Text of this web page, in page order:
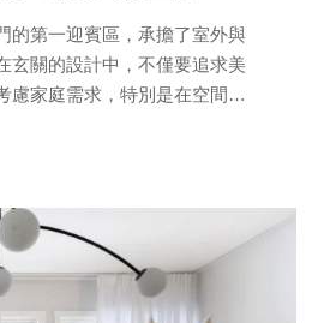
的第一迎賓區，承擔了室外與
玄關的設計中，不僅要追求美
慮家庭需求，特別是在空間受
妙裝潢呢？以下是有關玄關設